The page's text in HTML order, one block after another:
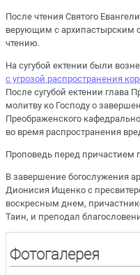
После чтения Святого
верующим с архипастырским
чтению.
На сугубой ектении были
с угрозой распространения
После сугубой ектении глава
молитву ко Господу о
Преображенского
во время распространения
Проповедь перед причастием
В завершение богослужения
Дионисия Ищенко с
воскресным днем,
Таин, и преподал
Фотогалерея